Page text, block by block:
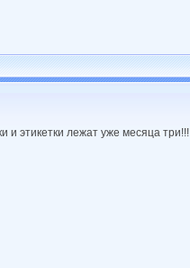
и этикетки лежат уже месяца три!!!